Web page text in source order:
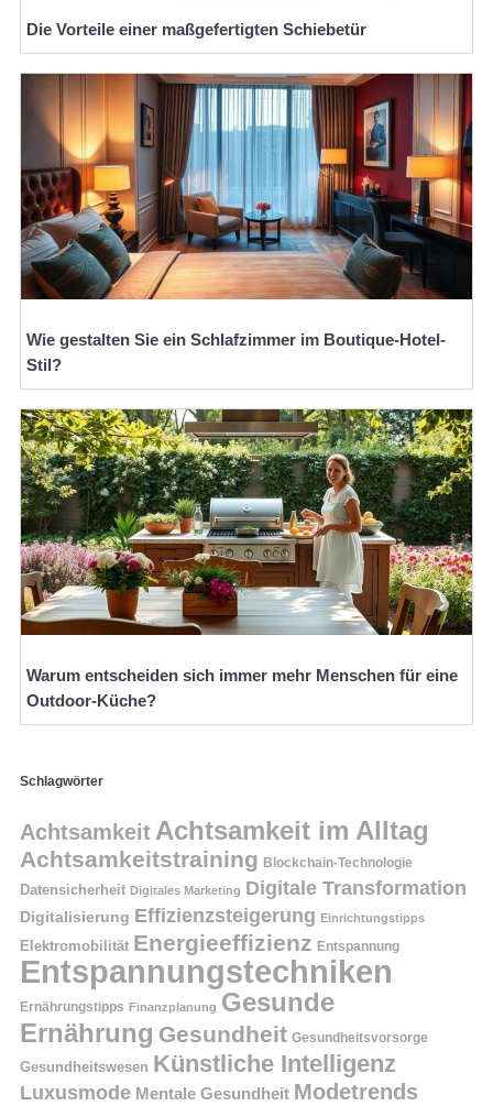
Die Vorteile einer maßgefertigten Schiebetür
Wie gestalten Sie ein Schlafzimmer im Boutique-Hotel-
Stil?
Warum entscheiden sich immer mehr Menschen für eine
Outdoor-Küche?
Schlagwörter
Achtsamkeit Achtsamkeit im Alltag
Achtsamkeitstraining Blockchain-Technologie
Datensicherheit Digitales Marketing Digitale Transformation
Digitalisierung Effizienzsteigerung Einrichtungstipps
Elektromobilität Energieeffizienz Entspannung
Entspannungstechniken
Ernährungstipps Finanzplanung Gesunde
Ernährung Gesundheit Gesundheitsvorsorge
Gesundheitswesen Künstliche Intelligenz
Luxusmode Mentale Gesundheit Modetrends